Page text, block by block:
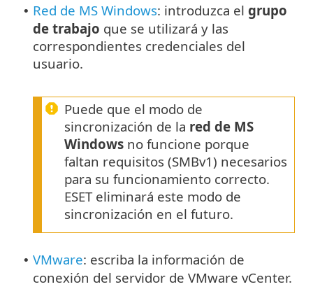
• Red de MS Windows: introduzca el grupo
de trabajo que se utilizará y las
correspondientes credenciales del
usuario.
Puede que el modo de
sincronización de la red de MS
Windows no funcione porque
faltan requisitos (SMBv1) necesarios
para su funcionamiento correcto.
ESET eliminará este modo de
sincronización en el futuro.
• VMware: escriba la información de
conexión del servidor de VMware vCenter.